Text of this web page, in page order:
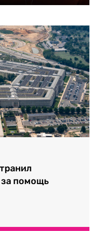
за помощь